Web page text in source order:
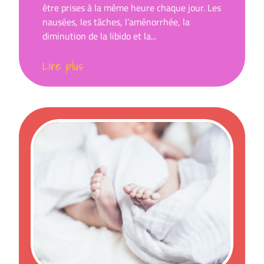
être prises à la même heure chaque jour. Les
nausées, les tâches, l’aménorrhée, la
diminution de la libido et la...
Lire plus